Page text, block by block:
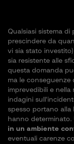
Qualsiasi sistema
prescindere da
vi sia stato
sia resistente alle
questa domanda
ma le
imprevedibili e nella
indagini
spesso portano alla
hanno determinato.
in un ambiente
eventuali carenze